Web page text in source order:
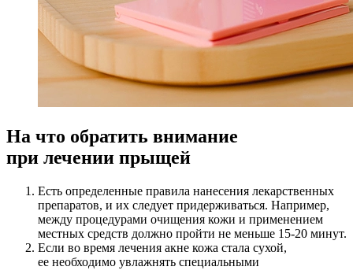
На что обратить внимание
при лечении прыщей
Есть определенные правила нанесения лекарственных
препаратов, и их следует придерживаться. Например,
между процедурами очищения кожи и применением
местных средств должно пройти не меньше 15-20 минут.
Если во время лечения акне кожа стала сухой,
ее необходимо увлажнять специальными